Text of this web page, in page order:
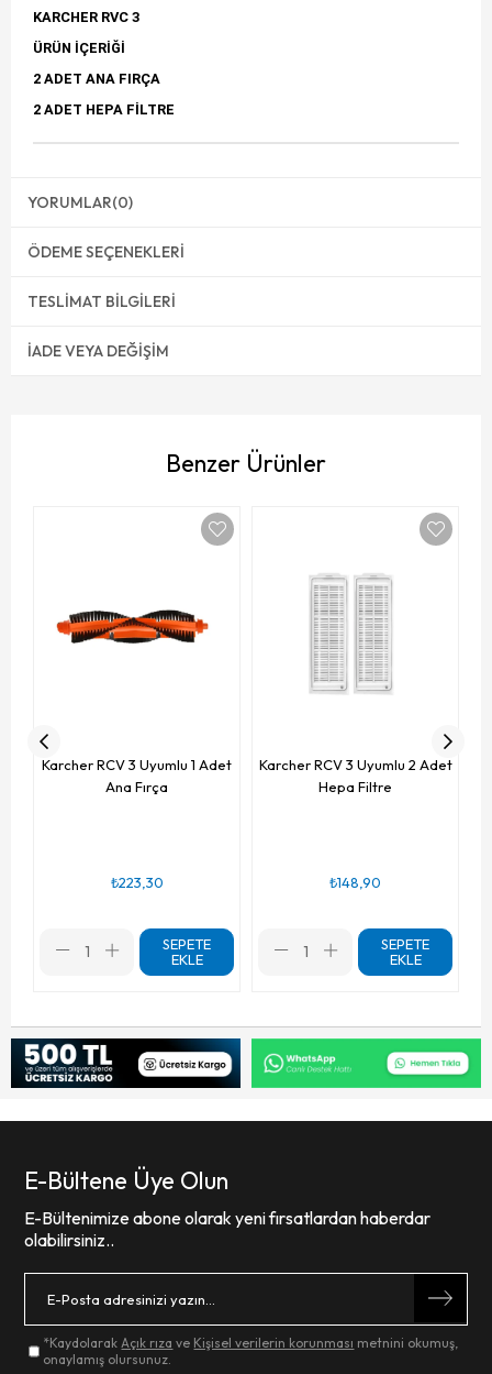
KARCHER RVC 3
ÜRÜN İÇERİĞİ
2 ADET ANA FIRÇA
2 ADET HEPA FİLTRE
YORUMLAR(0)
ÖDEME SEÇENEKLERI
TESLIMAT BILGILERI
İADE VEYA DEĞIŞIM
Benzer Ürünler
Karcher RCV 3 Uyumlu 1 Adet
Ana Fırça
₺223,30
SEPETE
EKLE
Karcher RCV 3 Uyumlu 2 Adet
Hepa Filtre
₺148,90
SEPETE
EKLE
E-Bültene Üye Olun
E-Bültenimize abone olarak yeni fırsatlardan haberdar
olabilirsiniz..
*KaydolarakAçık rıza ve Kişisel verilerin korunması metnini okumuş,
onaylamış olursunuz.